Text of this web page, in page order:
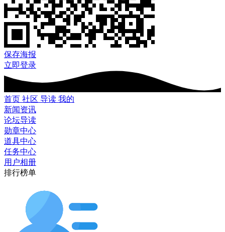
保存海报
立即登录
首页 社区 导读 我的
新闻资讯
论坛导读
勋章中心
道具中心
任务中心
用户相册
排行榜单